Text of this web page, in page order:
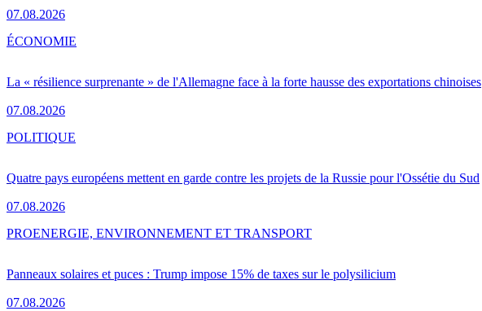
07.08.2026
La « résilience surprenante » de l'Allemagne face à la forte hausse des exportations chinoises
07.08.2026
ÉCONOMIE
Quatre pays européens mettent en garde contre les projets de la Russie pour l'Ossétie du Sud
07.08.2026
POLITIQUE
Panneaux solaires et puces : Trump impose 15% de taxes sur le polysilicium
07.08.2026
PROENERGIE, ENVIRONNEMENT ET TRANSPORT